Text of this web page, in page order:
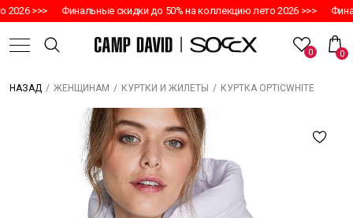
>>> Финальные скидки до 50% на коллекцию лето 2026 >>>
0 0
НАЗАД / ЖЕНЩИНАМ / КУРТКИ И ЖИЛЕТЫ / КУРТКА OPTICWHITE